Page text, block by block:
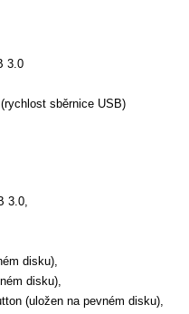
3.0
sběrnice USB)
3.0,
disku),
disku),
(uložen na pevném disku),